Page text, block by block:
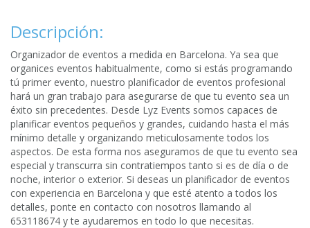
Descripción:
Organizador de eventos a medida en Barcelona. Ya sea que
organices eventos habitualmente, como si estás programando
tú primer evento, nuestro planificador de eventos profesional
hará un gran trabajo para asegurarse de que tu evento sea un
éxito sin precedentes. Desde Lyz Events somos capaces de
planificar eventos pequeños y grandes, cuidando hasta el más
mínimo detalle y organizando meticulosamente todos los
aspectos. De esta forma nos aseguramos de que tu evento sea
especial y transcurra sin contratiempos tanto si es de día o de
noche, interior o exterior. Si deseas un planificador de eventos
con experiencia en Barcelona y que esté atento a todos los
detalles, ponte en contacto con nosotros llamando al
653118674 y te ayudaremos en todo lo que necesitas.